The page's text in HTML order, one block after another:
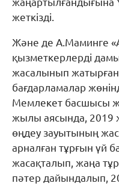
жеткізді.
Және де А.Маминге
қызметкерлерді
жасалынып жатырған
бағдарламалар
Мемлекет басшысы
жылы аясында, 2019
өңдеу зауытының
арналған тұрғын үй
жасақталып, жаңа
пәтер дайындалып,